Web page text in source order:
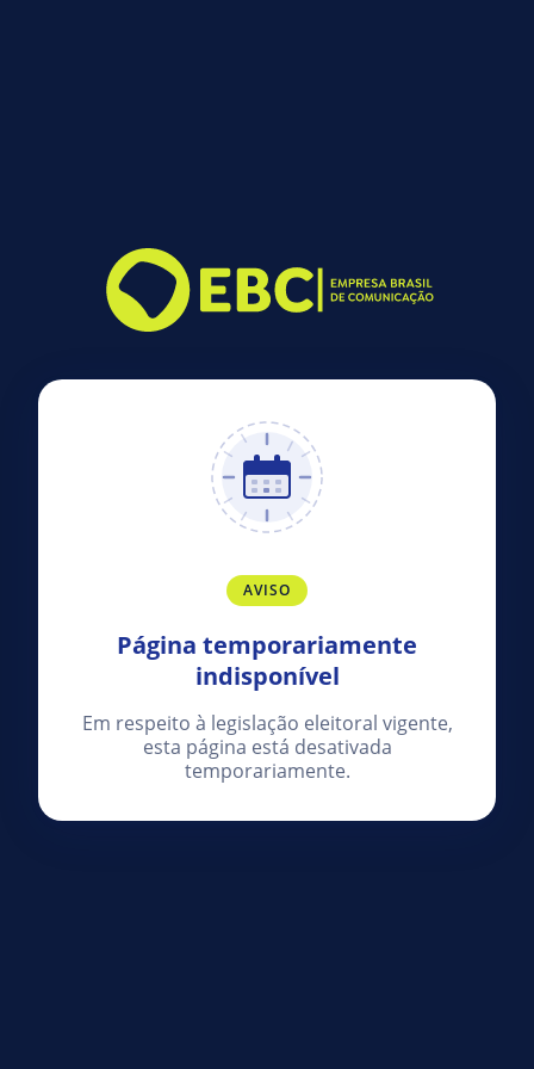
AVISO
Página temporariamente
indisponível
Em respeito à legislação eleitoral vigente,
esta página está desativada
temporariamente.